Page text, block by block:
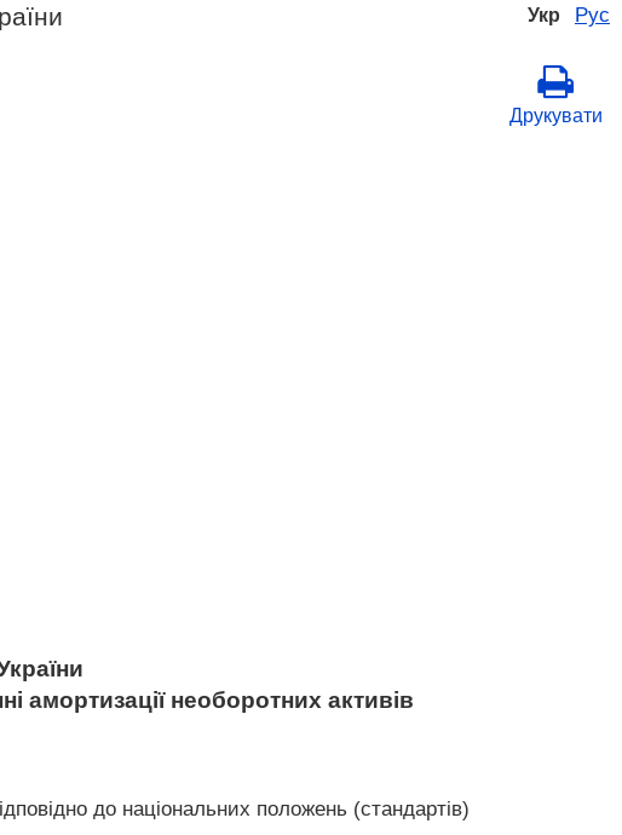
Укр Рус
Друкувати
амортизації необоротних активів
до національних положень (стандартів)